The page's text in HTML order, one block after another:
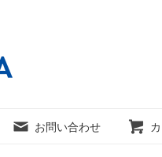
お問い合わせ